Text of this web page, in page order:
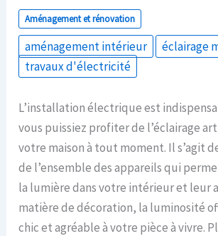
Aménagement et rénovation
aménagement intérieur
éclairage
travaux d'électricité
L’installation électrique est
vous puissiez profiter de l’éclairage
votre maison à tout moment. Il s’agit
de l’ensemble des appareils qui
la lumière dans votre intérieur et leur
matière de décoration, la luminosité
chic et agréable à votre pièce à vivre.